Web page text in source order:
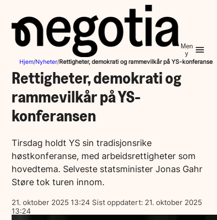
innhold
Men
y
Hjem/Nyheter/Rettigheter, demokrati og rammevilkår på YS-konferansen
Rettigheter, demokrati og
rammevilkår på YS-
konferansen
Tirsdag holdt YS sin tradisjonsrike
høstkonferanse, med arbeidsrettigheter som
hovedtema. Selveste statsminister Jonas Gahr
Støre tok turen innom.
Lagt
ut
på
21. oktober 2025 13:24 Sist oppdatert: 21. oktober 2025
13:24